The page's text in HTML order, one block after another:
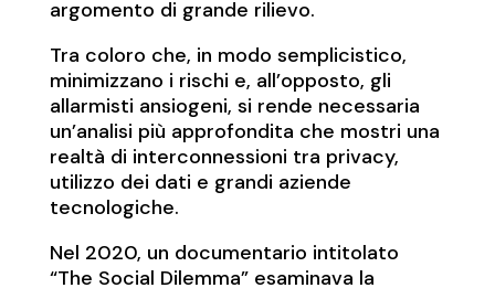
argomento di grande rilievo.
Tra coloro che, in modo semplicistico,
minimizzano i rischi e, all’opposto, gli
allarmisti ansiogeni, si rende necessaria
un’analisi più approfondita che mostri una
realtà di interconnessioni tra privacy,
utilizzo dei dati e grandi aziende
tecnologiche.
Nel 2020, un documentario intitolato
“The Social Dilemma” esaminava la